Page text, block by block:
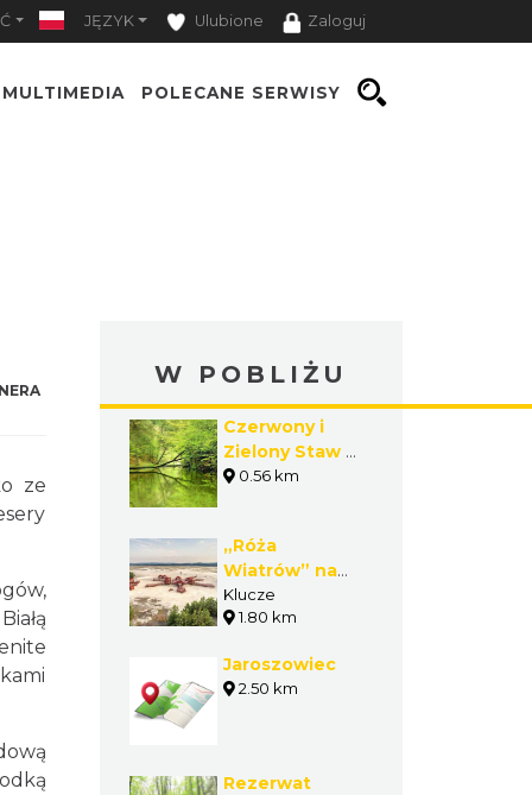
JĘZYK Ulubione Zaloguj
MULTIMEDIA POLECANE SERWISY
ze
W POBLIŻU
Czerwony i
Zielony Staw w
Kluczach
0.56 km
„Róża
Wiatrów” na
Pustyni
Błędowskiej
Klucze
1.80 km
Jaroszowiec
2.50 km
Rezerwat